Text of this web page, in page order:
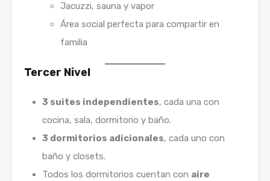
Jacuzzi, sauna y vapor
Área social perfecta para compartir en
familia
Tercer Nivel
3 suites independientes, cada una con
cocina, sala, dormitorio y baño.
3 dormitorios adicionales, cada uno con
baño y closets.
Todos los dormitorios cuentan con aire